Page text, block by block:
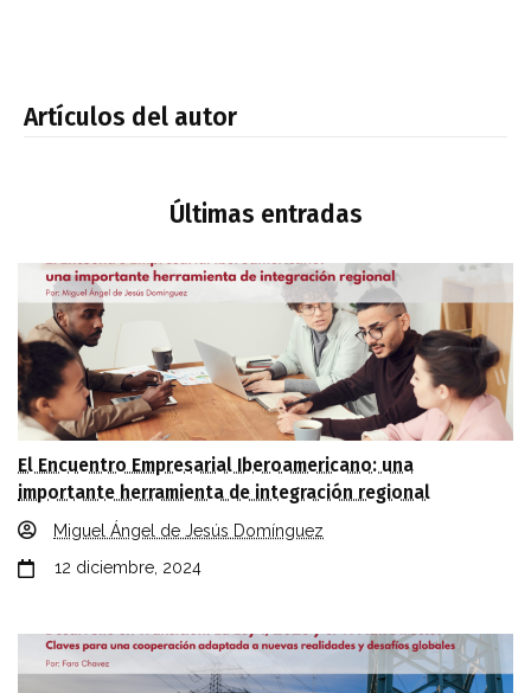
Artículos del autor
Últimas entradas
El Encuentro Empresarial Iberoamericano: una
importante herramienta de integración regional
Miguel Ángel de Jesús Domínguez
12 diciembre, 2024